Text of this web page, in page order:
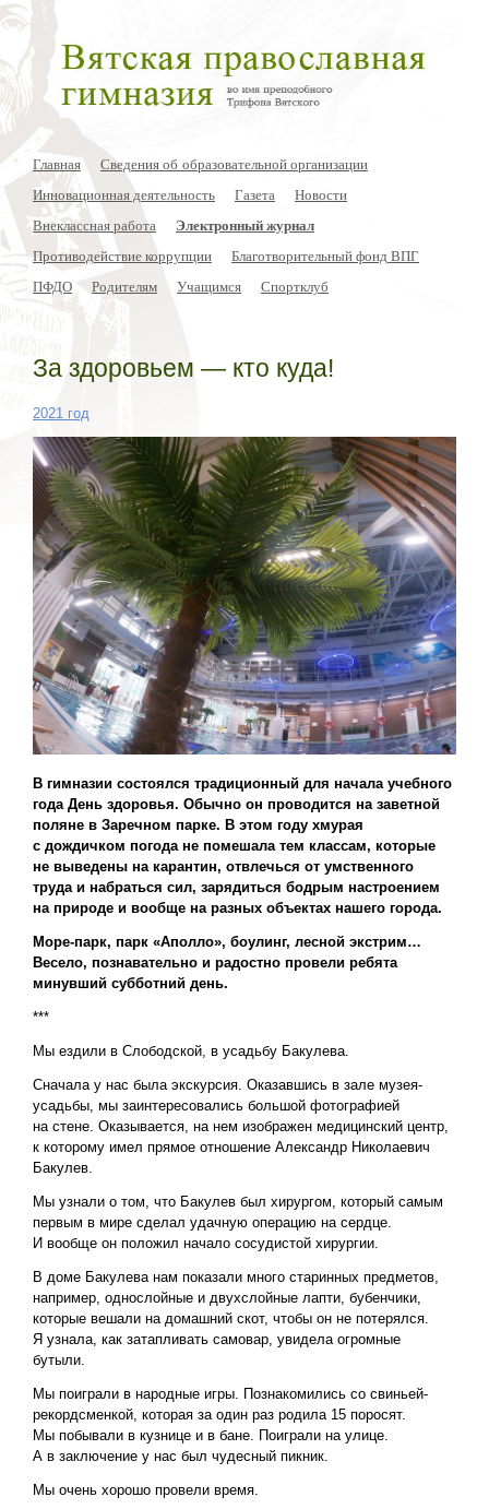
Главная
Сведения об образовательной организации
Инновационная деятельность
Газета
Новости
Внеклассная работа
Электронный журнал
Противодействие коррупции
Благотворительный фонд ВПГ
ПФДО
Родителям Учащимся Спортклуб
За здоровьем — кто куда!
2021 год
В гимназии состоялся традиционный для начала учебного
года День здоровья. Обычно он проводится на заветной
поляне в Заречном парке. В этом году хмурая
с дождичком погода не помешала тем классам, которые
не выведены на карантин, отвлечься от умственного
труда и набраться сил, зарядиться бодрым настроением
на природе и вообще на разных объектах нашего города.
Море-парк, парк «Аполло», боулинг, лесной экстрим…
Весело, познавательно и радостно провели ребята
минувший субботний день.
***
Мы ездили в Слободской, в усадьбу Бакулева.
Сначала у нас была экскурсия. Оказавшись в зале музея-
усадьбы, мы заинтересовались большой фотографией
на стене. Оказывается, на нем изображен медицинский центр,
к которому имел прямое отношение Александр Николаевич
Бакулев.
Мы узнали о том, что Бакулев был хирургом, который самым
первым в мире сделал удачную операцию на сердце.
И вообще он положил начало сосудистой хирургии.
В доме Бакулева нам показали много старинных предметов,
например, однослойные и двухслойные лапти, бубенчики,
которые вешали на домашний скот, чтобы он не потерялся.
Я узнала, как затапливать самовар, увидела огромные
бутыли.
Мы поиграли в народные игры. Познакомились со свиньей-
рекордсменкой, которая за один раз родила 15 поросят.
Мы побывали в кузнице и в бане. Поиграли на улице.
А в заключение у нас был чудесный пикник.
Мы очень хорошо провели время.